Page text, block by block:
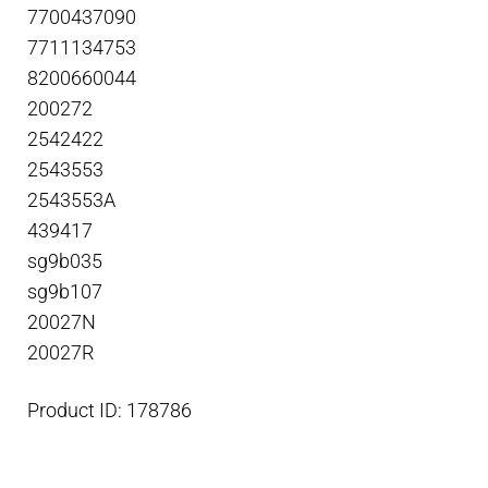
7700437090
7711134753
8200660044
200272
2542422
2543553
2543553A
439417
sg9b035
sg9b107
20027N
20027R
Product ID: 178786